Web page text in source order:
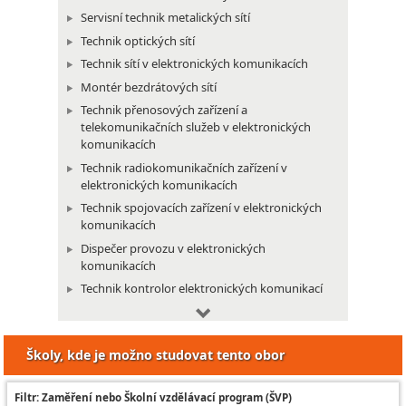
Servisní technik metalických sítí
Technik optických sítí
Technik sítí v elektronických komunikacích
Montér bezdrátových sítí
Technik přenosových zařízení a
telekomunikačních služeb v elektronických
komunikacích
Technik radiokomunikačních zařízení v
elektronických komunikacích
Technik spojovacích zařízení v elektronických
komunikacích
Dispečer provozu v elektronických
komunikacích
Technik kontrolor elektronických komunikací
Technik projektant v elektronických
komunikacích
Technik telekomunikací a radiokomunikací
Technik v elektronických komunikacích
Elektrotechnik letadlových přístrojů
Školy, kde je možno studovat tento obor
Filtr: Zaměření nebo Školní vzdělávací program (ŠVP)